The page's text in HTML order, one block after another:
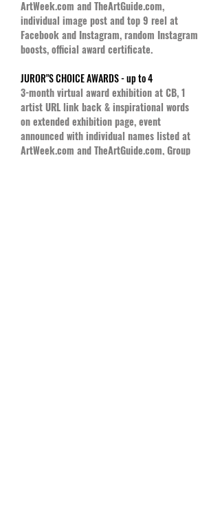
ArtWeek.com and TheArtGuide.com,
individual image post and top 9 reel at
Facebook and Instagram, random Instagram
boosts, official award certificate.
JUROR"S CHOICE AWARDS - up to 4
3-month virtual award exhibition at CB, 1
artist URL link back & inspirational words
on extended exhibition page, event
announced with individual names listed at
ArtWeek.com and TheArtGuide.com, Group